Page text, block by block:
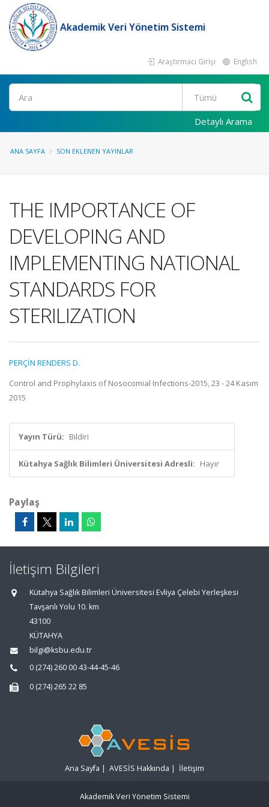
Akademik Veri Yönetim Sistemi
Araştırmacı Girişi English
Ara
Detaylı Arama
ANA SAYFA SON EKLENEN YAYINLAR
THE IMPORTANCE OF
DEVELOPING AND
IMPLEMENTING NATIONAL
STANDARDS FOR
STERILIZATION
PERÇİN RENDERS D.
Control and Prophylaxis of Nosocomial Infections-2015, 23 - 24 Kasım
2015
Yayın Türü: Bildiri
Kütahya Sağlık Bilimleri Üniversitesi Adresli: Hayır
Paylaş
İletişim Bilgileri
Kütahya Sağlık Bilimleri Üniversitesi Evliya Çelebi Yerleşkesi
Tavşanlı Yolu 10. km
43100
KÜTAHYA
bilgi@ksbu.edu.tr
0 (274) 260 00 43-44-45-46
0 (274) 265 22 85
Ana Sayfa | AVESİS Hakkında | İletişim
Akademik Veri Yönetim Sistemi